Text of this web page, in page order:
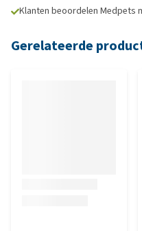
Klanten beoordelen Medpets
Gerelateerde